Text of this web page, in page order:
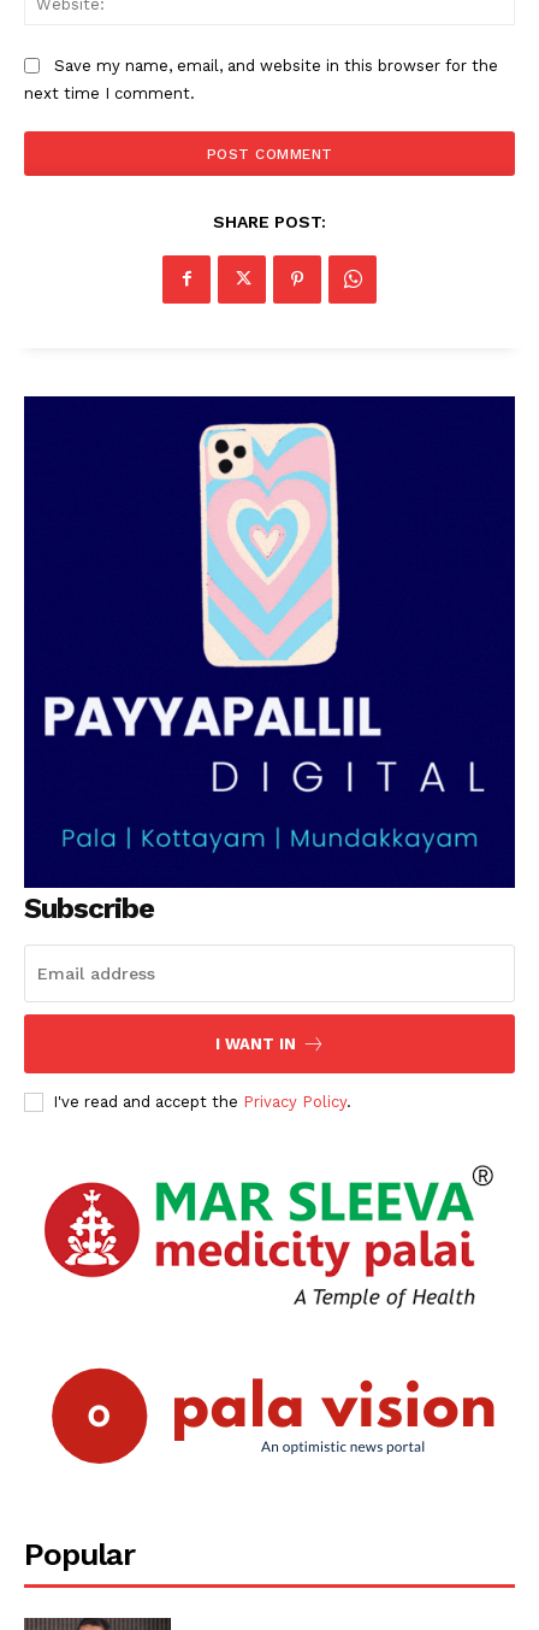
PALA VISION
Save my name, email, and website in this browser for the
next time I comment.
SHARE POST:
Subscribe
I WANT IN
I've read and accept the Privacy Policy.
Popular